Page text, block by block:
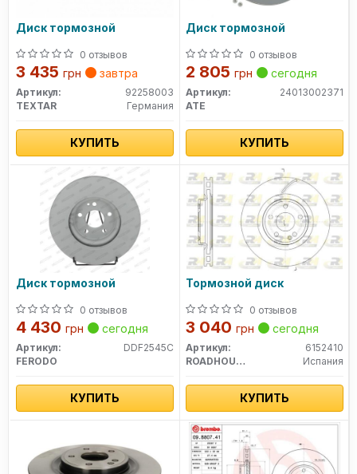
Диск тормозной
0 отзывов
3 435 грн завтра
Артикул:
92258003
TEXTAR
Германия
КУПИТЬ
Диск тормозной
0 отзывов
2 805 грн сегодня
Артикул:
24013002371
ATE
КУПИТЬ
Диск тормозной
0 отзывов
4 430 грн сегодня
Артикул:
DDF2545C
FERODO
КУПИТЬ
Тормозной диск
0 отзывов
3 040 грн сегодня
Артикул:
6152410
ROADHOUSE
Испания
КУПИТЬ